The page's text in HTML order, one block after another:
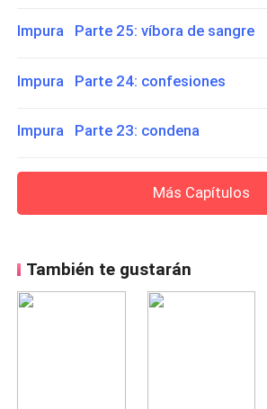
Impura Parte 25: víbora de sangre
Impura Parte 24: confesiones
Impura Parte 23: condena
Más Capítulos
También te gustarán